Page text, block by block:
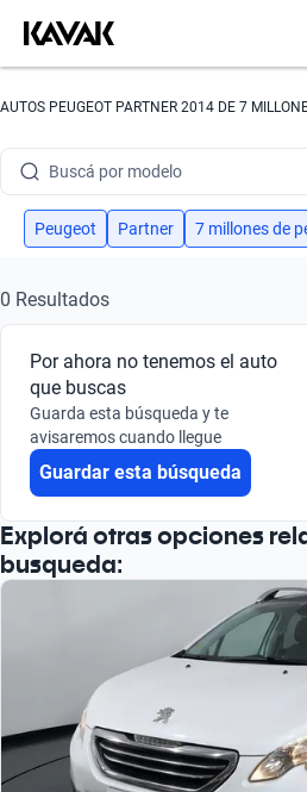
AUTOS PEUGEOT PARTNER 2014 DE 7
Buscá por modelo
Buscá por versión
Buscá por marca
Buscá por modelo
Buscá por versión
Peugeot Partner 7 millones de
0 Resultados
Por ahora no tenemos el auto
que buscas
Guarda esta búsqueda y te
avisaremos cuando llegue
Guardar esta búsqueda
Explorá otras opciones
busqueda: